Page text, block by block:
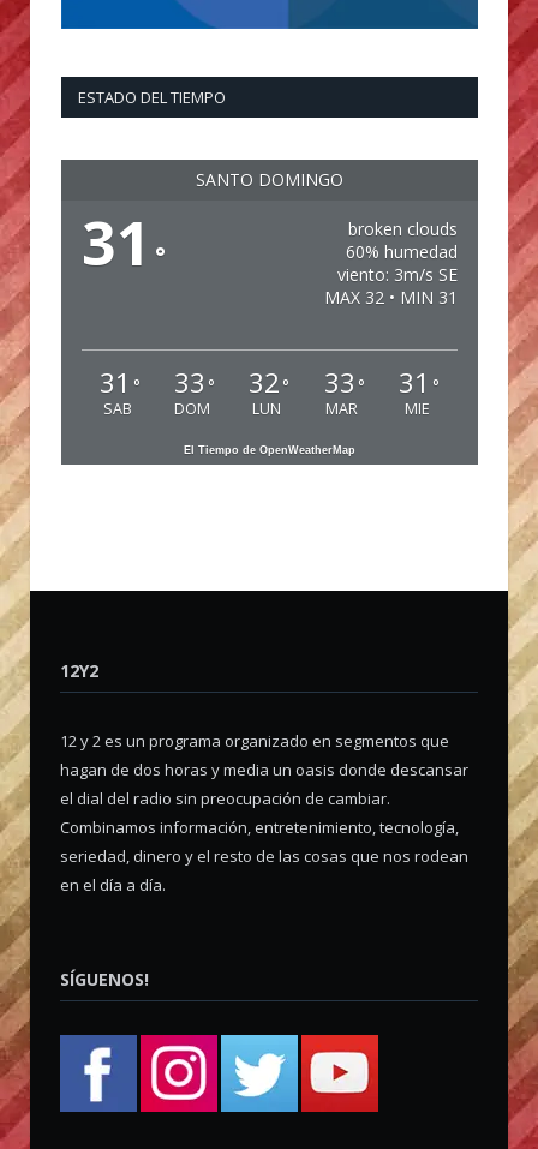
ESTADO DEL TIEMPO
SANTO DOMINGO
31 °
broken clouds
60% humedad
viento: 3m/s SE
MAX 32 • MIN 31
31 °
SAB
33 °
DOM
32 °
LUN
33 °
MAR
31 °
MIE
El Tiempo de OpenWeatherMap
12Y2
12 y 2 es un programa organizado en segmentos que
hagan de dos horas y media un oasis donde descansar
el dial del radio sin preocupación de cambiar.
Combinamos información, entretenimiento, tecnología,
seriedad, dinero y el resto de las cosas que nos rodean
en el día a día.
SÍGUENOS!